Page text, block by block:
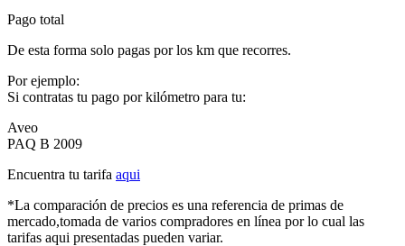
Pago total
De esta forma solo pagas por los km que recorres.
Por ejemplo:
Si contratas tu pago por kilómetro para tu:
Aveo
PAQ B 2009
Encuentra tu tarifa aqui
*La comparación de precios es una referencia de primas de
mercado,tomada de varios compradores en línea por lo cual las
tarifas aqui presentadas pueden variar.